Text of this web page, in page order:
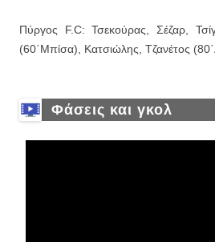
Πύργος F.C: Τσεκούρας, Σέζαρ,
(60΄Μπίσα), Κατσιώλης, Τζανέτος
Φάσεις και γκολ